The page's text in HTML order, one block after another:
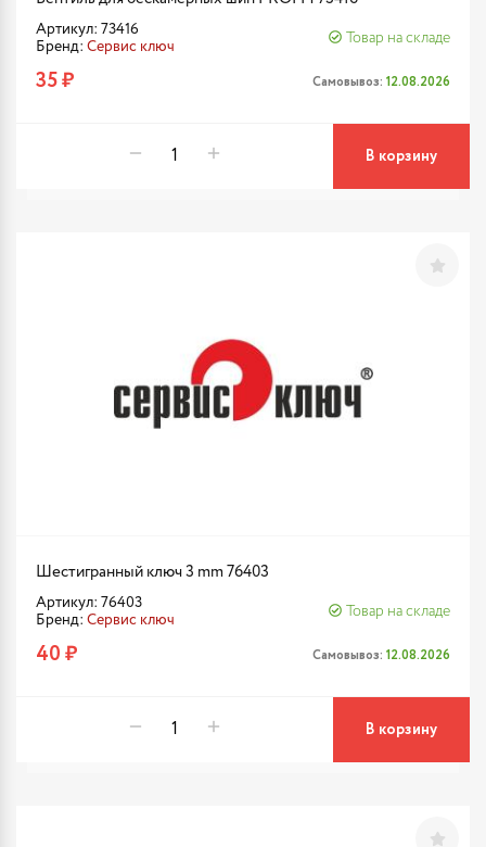
Артикул: 73416
Бренд: Сервис ключ
Товар на складе
35 ₽ Самовывоз: 12.08.2026
В корзину
Шестигранный ключ 3 mm 76403
Артикул: 76403
Бренд: Сервис ключ
Товар на складе
40 ₽ Самовывоз: 12.08.2026
В корзину